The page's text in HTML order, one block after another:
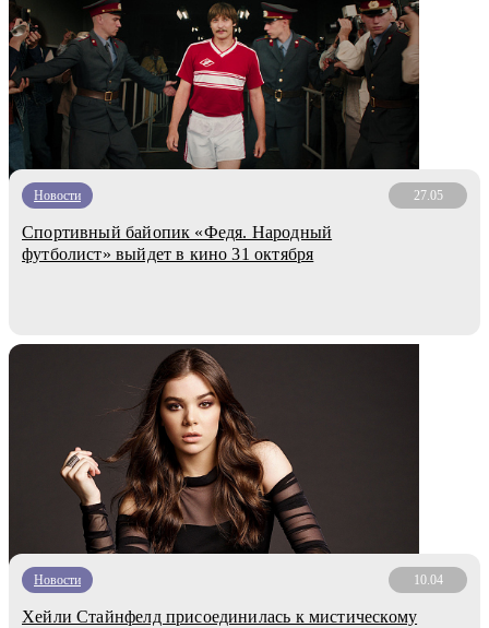
Новости 27.05
Спортивный байопик «Федя. Народный
футболист» выйдет в кино 31 октября
Новости 10.04
Хейли Стайнфелд присоединилась к мистическому